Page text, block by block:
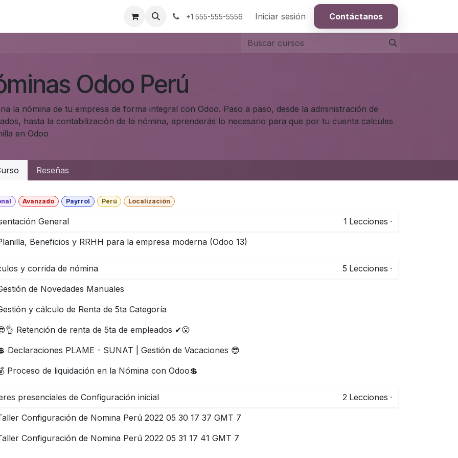
+1 555-555-5556 Iniciar sesión Contáctanos
Odoo Perú
la nómina de tu empresa de forma integral con Odoo. Paso a paso, desde la administración de
hasta la contabilización de la nómina, aprenderás lo necesario para que por tu cuenta calcules
en Odoo
Reseñas
Avanzado Payrrol Perú Localización
General 1 Lecciones ·
Beneficios y RRHH para la empresa moderna (Odoo 13)
y corrida de nómina 5 Lecciones ·
de Novedades Manuales
y cálculo de Renta de 5ta Categoría
Retención de renta de 5ta de empleados ✔😮
Declaraciones PLAME - SUNAT | Gestión de Vacaciones 😎
Proceso de liquidación en la Nómina con Odoo💲
presenciales de Configuración inicial 2 Lecciones ·
Configuración de Nomina Perú 2022 05 30 17 37 GMT 7
Configuración de Nomina Perú 2022 05 31 17 41 GMT 7